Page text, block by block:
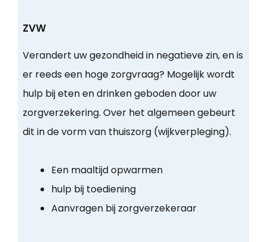
ZVW
Verandert uw gezondheid in negatieve zin, en is
er reeds een hoge zorgvraag? Mogelijk wordt
hulp bij eten en drinken geboden door uw
zorgverzekering. Over het algemeen gebeurt
dit in de vorm van thuiszorg (wijkverpleging).
Een maaltijd opwarmen
hulp bij toediening
Aanvragen bij zorgverzekeraar